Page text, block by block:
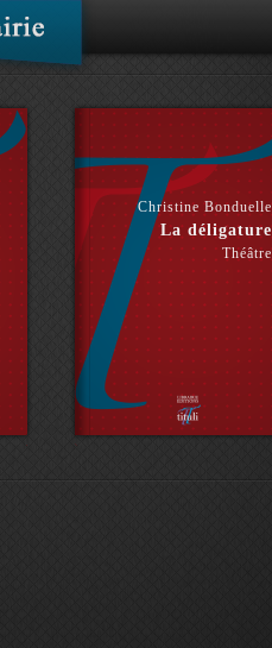
Christine Bonduelle
La déligature
Théâtre